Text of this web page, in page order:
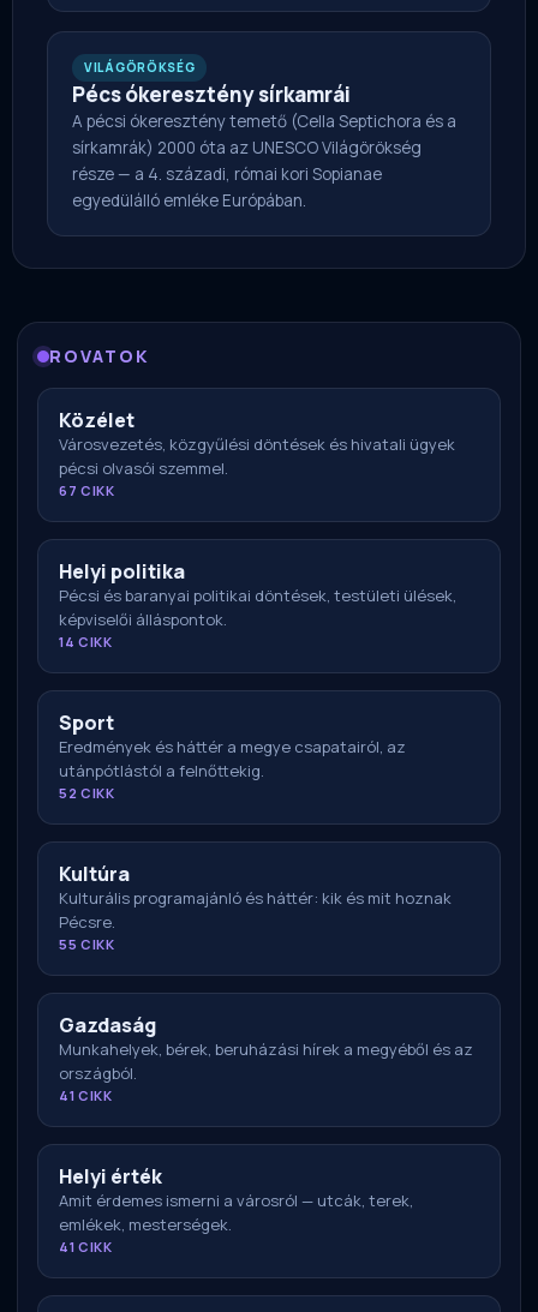
VILÁGÖRÖKSÉG
Pécs ókeresztény sírkamrái
A pécsi ókeresztény temető (Cella Septichora és a
sírkamrák) 2000 óta az UNESCO Világörökség
része — a 4. századi, római kori Sopianae
egyedülálló emléke Európában.
ROVATOK
Közélet
Városvezetés, közgyűlési döntések és hivatali ügyek
pécsi olvasói szemmel.
67 CIKK
Helyi politika
Pécsi és baranyai politikai döntések, testületi ülések,
képviselői álláspontok.
14 CIKK
Sport
Eredmények és háttér a megye csapatairól, az
utánpótlástól a felnőttekig.
52 CIKK
Kultúra
Kulturális programajánló és háttér: kik és mit hoznak
Pécsre.
55 CIKK
Gazdaság
Munkahelyek, bérek, beruházási hírek a megyéből és az
országból.
41 CIKK
Helyi érték
Amit érdemes ismerni a városról — utcák, terek,
emlékek, mesterségek.
41 CIKK